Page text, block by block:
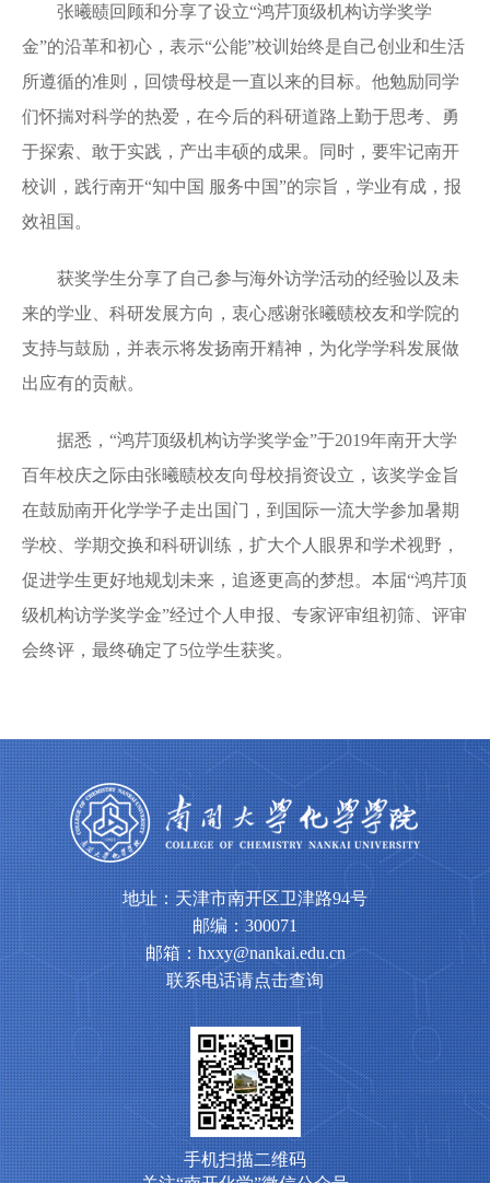
张曦赜回顾和分享了设立“鸿芹顶级机构访学奖学
金”的沿革和初心，表示“公能”校训始终是自己创业和生活
所遵循的准则，回馈母校是一直以来的目标。他勉励同学
们怀揣对科学的热爱，在今后的科研道路上勤于思考、勇
于探索、敢于实践，产出丰硕的成果。同时，要牢记南开
校训，践行南开“知中国 服务中国”的宗旨，学业有成，报
效祖国。
获奖学生分享了自己参与海外访学活动的经验以及未
来的学业、科研发展方向，衷心感谢张曦赜校友和学院的
支持与鼓励，并表示将发扬南开精神，为化学学科发展做
出应有的贡献。
据悉，“鸿芹顶级机构访学奖学金”于2019年南开大学
百年校庆之际由张曦赜校友向母校捐资设立，该奖学金旨
在鼓励南开化学学子走出国门，到国际一流大学参加暑期
学校、学期交换和科研训练，扩大个人眼界和学术视野，
促进学生更好地规划未来，追逐更高的梦想。本届“鸿芹顶
级机构访学奖学金”经过个人申报、专家评审组初筛、评审
会终评，最终确定了5位学生获奖。
地址：天津市南开区卫津路94号
邮编：300071
邮箱：hxxy@nankai.edu.cn
联系电话请点击查询
手机扫描二维码